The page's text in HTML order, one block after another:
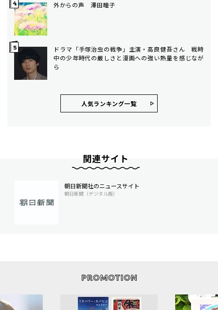
外からの声 澤田瞳子
ドラマ「手塚治虫の戦争」主演・高良健吾さん 戦時
中の少年時代の厳しさと漫画への強い熱量を感じなが
ら
人気ランキング⼀覧
関連サイト
朝日新聞社のニュースサイト
朝日新聞（デジタル版）